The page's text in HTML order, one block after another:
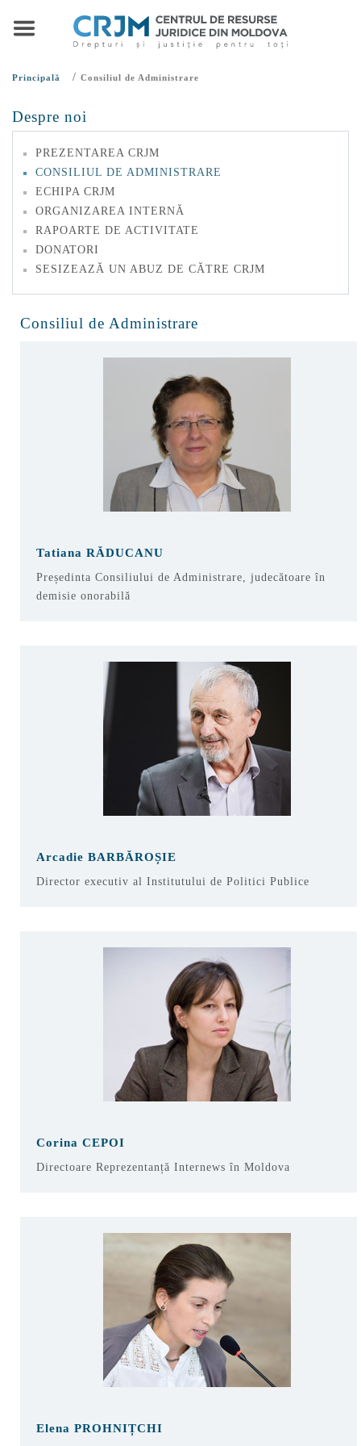
Principală / Consiliul de Administrare
Despre noi
PREZENTAREA CRJM
CONSILIUL DE ADMINISTRARE
ECHIPA CRJM
ORGANIZAREA INTERNĂ
RAPOARTE DE ACTIVITATE
DONATORI
SESIZEAZĂ UN ABUZ DE CĂTRE CRJM
Consiliul de Administrare
Tatiana RĂDUCANU
Președinta Consiliului de Administrare, judecătoare în
demisie onorabilă
Arcadie BARBĂROȘIE
Director executiv al Institutului de Politici Publice
Corina CEPOI
Directoare Reprezentanță Internews în Moldova
Elena PROHNIȚCHI